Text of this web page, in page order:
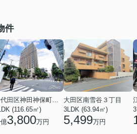
件
千代田区神田神保町１丁目
(116.65㎡)
億3,800万円
大田区南雪谷３丁目
3LDK (63.94㎡)
5,499万円